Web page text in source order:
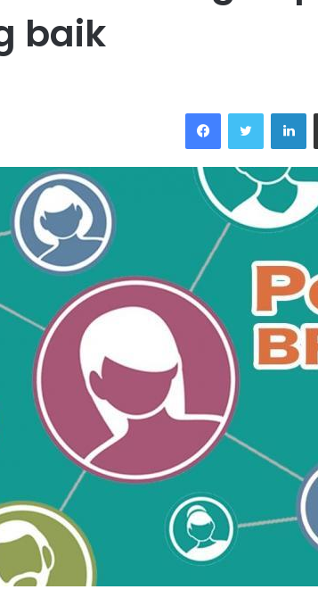
baik